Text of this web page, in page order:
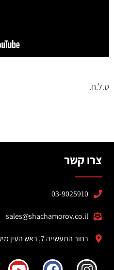
ט.ל.ח.
צרו קשר
03-9025910
sales@shachamorov.co.il
רחוב התעשייה 7, ראש העין מיקוד 4801795